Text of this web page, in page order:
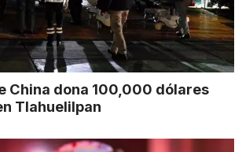
China dona 100,000 dólares
Tlahuelilpan